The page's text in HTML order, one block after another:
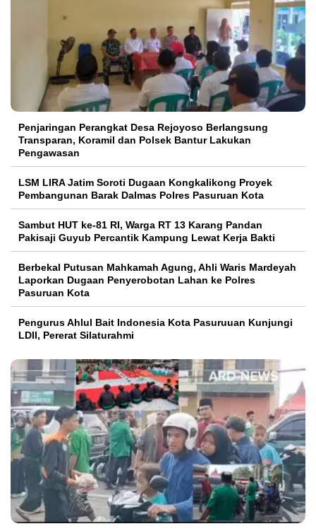
Penjaringan Perangkat Desa Rejoyoso Berlangsung
Transparan, Koramil dan Polsek Bantur Lakukan
Pengawasan
LSM LIRA Jatim Soroti Dugaan Kongkalikong Proyek
Pembangunan Barak Dalmas Polres Pasuruan Kota
Sambut HUT ke-81 RI, Warga RT 13 Karang Pandan
Pakisaji Guyub Percantik Kampung Lewat Kerja Bakti
Berbekal Putusan Mahkamah Agung, Ahli Waris Mardeyah
Laporkan Dugaan Penyerobotan Lahan ke Polres
Pasuruan Kota
Pengurus Ahlul Bait Indonesia Kota Pasuruuan Kunjungi
LDII, Pererat Silaturahmi